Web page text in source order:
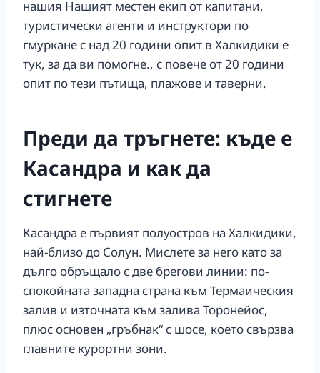
нашия Нашият местен екип от капитани,
туристически агенти и инструктори по
гмуркане с над 20 години опит в Халкидики е
тук, за да ви помогне., с повече от 20 години
опит по тези пътища, плажове и таверни.
Преди да тръгнете: къде е
Касандра и как да
стигнете
Касандра е първият полуостров на Халкидики,
най-близо до Солун. Мислете за него като за
дълго обръщало с две брегови линии: по-
спокойната западна страна към Термаическия
залив и източната към залива Торонейос,
плюс основен „гръбнак“ с шосе, което свързва
главните курортни зони.